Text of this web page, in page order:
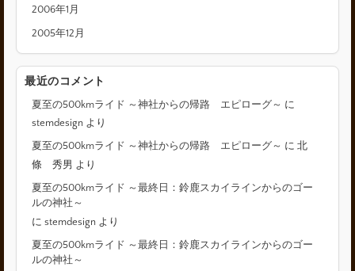
2006年1月
2005年12月
最近のコメント
夏至の500kmライド ～神社からの帰路 エピローグ～ に
stemdesign より
夏至の500kmライド ～神社からの帰路 エピローグ～ に北
條 秀男 より
夏至の500kmライド ～最終日：鈴鹿スカイラインからのゴー
ルの神社～
にstemdesign より
夏至の500kmライド ～最終日：鈴鹿スカイラインからのゴー
ルの神社～